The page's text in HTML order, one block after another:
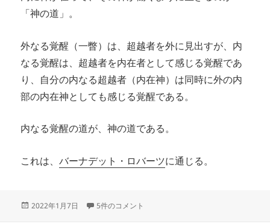
「神の道」。
外なる覚醒（一瞥）は、超越者を外に見出すが、内
なる覚醒は、超越者を内在者として感じる覚醒であ
り、自分の内なる超越者（内在神）は同時に外の内
部の内在神としても感じる覚醒である。
内なる覚醒の道が、神の道である。
これは、バーナデット・ロバーツに通じる。
投
2022年1月7日 内なる覚醒の道、神の道 への
5件のコメント